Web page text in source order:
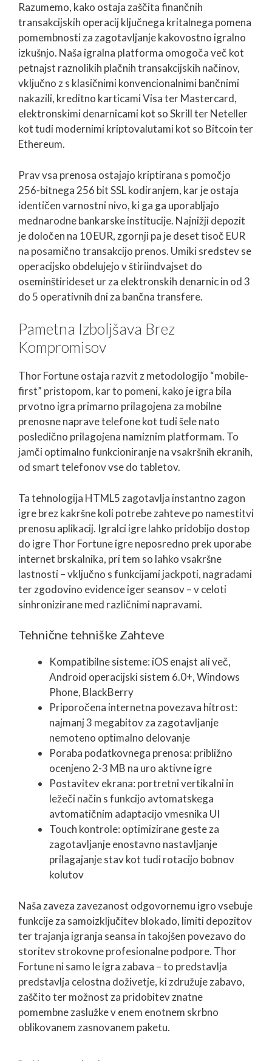
Razumemo, kako ostaja zaščita finančnih
transakcijskih operacij ključnega kritalnega pomena
pomembnosti za zagotavljanje kakovostno igralno
izkušnjo. Naša igralna platforma omogoča več kot
petnajst raznolikih plačnih transakcijskih načinov,
vključno z s klasičnimi konvencionalnimi bančnimi
nakazili, kreditno karticami Visa ter Mastercard,
elektronskimi denarnicami kot so Skrill ter Neteller
kot tudi modernimi kriptovalutami kot so Bitcoin ter
Ethereum.
Prav vsa prenosa ostajajo kriptirana s pomočjo
256-bitnega 256 bit SSL kodiranjem, kar je ostaja
identičen varnostni nivo, ki ga ga uporabljajo
mednarodne bankarske institucije. Najnižji depozit
je določen na 10 EUR, zgornji pa je deset tisoč EUR
na posamično transakcijo prenos. Umiki sredstev se
operacijsko obdelujejo v štiriindvajset do
oseminštirideset ur za elektronskih denarnic in od 3
do 5 operativnih dni za bančna transfere.
Pametna Izboljšava Brez
Kompromisov
Thor Fortune ostaja razvit z metodologijo “mobile-
first” pristopom, kar to pomeni, kako je igra bila
prvotno igra primarno prilagojena za mobilne
prenosne naprave telefone kot tudi šele nato
posledično prilagojena namiznim platformam. To
jamči optimalno funkcioniranje na vsakršnih ekranih,
od smart telefonov vse do tabletov.
Ta tehnologija HTML5 zagotavlja instantno zagon
igre brez kakršne koli potrebe zahteve po namestitvi
prenosu aplikacij. Igralci igre lahko pridobijo dostop
do igre Thor Fortune igre neposredno prek uporabe
internet brskalnika, pri tem so lahko vsakršne
lastnosti – vključno s funkcijami jackpoti, nagradami
ter zgodovino evidence iger seansov – v celoti
sinhronizirane med različnimi napravami.
Tehnične tehniške Zahteve
Kompatibilne sisteme: iOS enajst ali več,
Android operacijski sistem 6.0+, Windows
Phone, BlackBerry
Priporočena internetna povezava hitrost:
najmanj 3 megabitov za zagotavljanje
nemoteno optimalno delovanje
Poraba podatkovnega prenosa: približno
ocenjeno 2-3 MB na uro aktivne igre
Postavitev ekrana: portretni vertikalni in
ležeči način s funkcijo avtomatskega
avtomatičnim adaptacijo vmesnika UI
Touch kontrole: optimizirane geste za
zagotavljanje enostavno nastavljanje
prilagajanje stav kot tudi rotacijo bobnov
kolutov
Naša zaveza zavezanost odgovornemu igro vsebuje
funkcije za samoizključitev blokado, limiti depozitov
ter trajanja igranja seansa in takojšen povezavo do
storitev strokovne profesionalne podpore. Thor
Fortune ni samo le igra zabava – to predstavlja
predstavlja celostna doživetje, ki združuje zabavo,
zaščito ter možnost za pridobitev znatne
pomembne zaslužke v enem enotnem skrbno
oblikovanem zasnovanem paketu.